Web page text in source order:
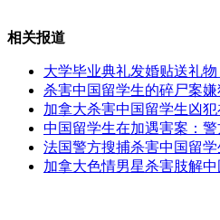
实拍:遭遇内贼 小区业主偷
相关报道
大学毕业典礼发婚贴送礼物
杀害中国留学生的碎尸案
加拿大杀害中国留学生凶
中国留学生在加遇害案：
法国警方搜捕杀害中国留
加拿大色情男星杀害肢解